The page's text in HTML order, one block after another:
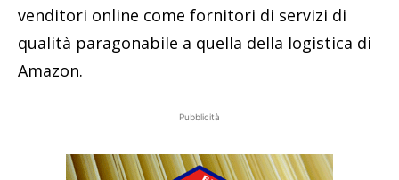
venditori online come fornitori di servizi di
qualità paragonabile a quella della logistica di
Amazon.
Pubblicità